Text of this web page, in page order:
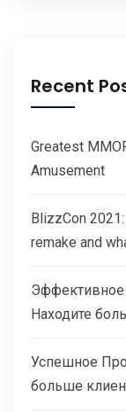
Recent
Greatest
Amusement
BlizzCon
remake and
Находите
Успешное
больше